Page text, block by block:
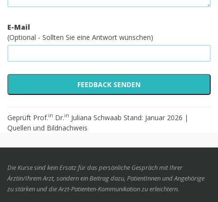
E-Mail
(Optional - Sollten Sie eine Antwort wünschen)
Geprüft Prof.in Dr.in Juliana Schwaab Stand: Januar 2026 |
Quellen und Bildnachweis
Die Kurse sind kein Ersatz für das persönliche Gespräch mit Ihrer
Ärztin/Ihrem Arzt, sondern ein Beitrag dazu, PatientInnen und Angehörige
zu stärken und die Arzt-Patienten-Kommunikation zu erleichtern.